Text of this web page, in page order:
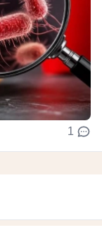
1